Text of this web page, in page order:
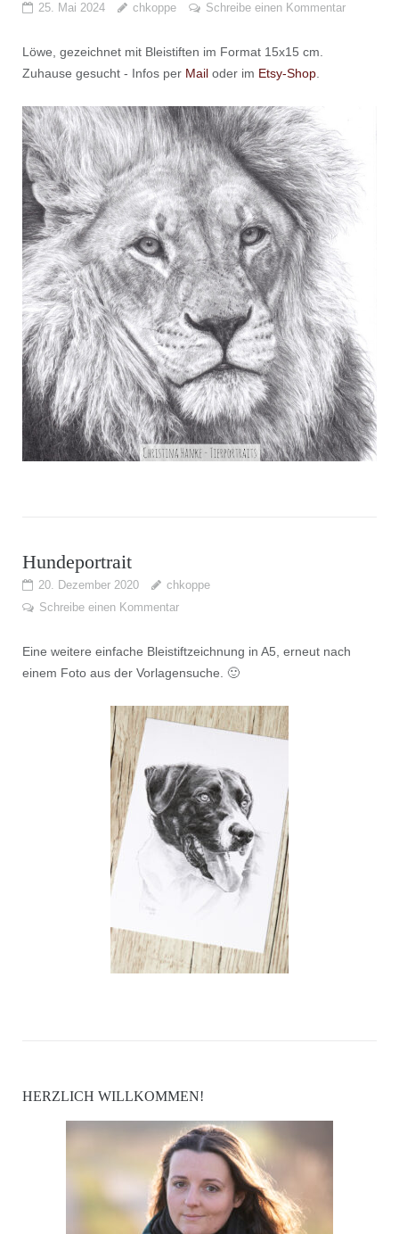
25. Mai 2024 chkoppe Schreibe einen Kommentar
Löwe, gezeichnet mit Bleistiften im Format 15x15 cm.
Zuhause gesucht - Infos per Mailoder im Etsy-Shop.
Hundeportrait
20. Dezember 2020
chkoppe
Schreibe einen Kommentar
Eine weitere einfache Bleistiftzeichnung in A5, erneut nach
einem Foto aus der Vorlagensuche. 🙂
HERZLICH WILLKOMMEN!